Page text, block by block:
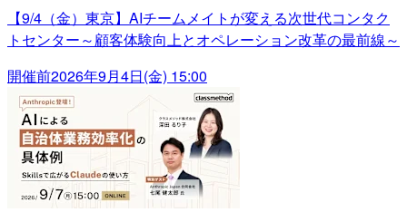
【9/4（金）東京】AIチームメイトが変える次世代コンタク
トセンター～顧客体験向上とオペレーション改革の最前線～
開催前2026年9月4日(金) 15:00